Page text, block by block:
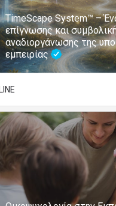
TimeScape System™ –
επίγνωσης και
αναδιοργάνωσης της
εμπειρίας